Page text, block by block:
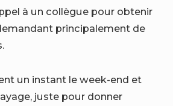
à un collègue pour obtenir
principalement de
un instant le week-end et
juste pour donner